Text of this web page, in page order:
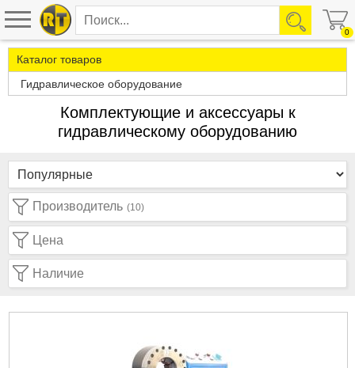
0
Каталог товаров
Гидравлическое оборудование
Комплектующие и аксессуары к
гидравлическому оборудованию
Производитель (10)
Цена
Наличие